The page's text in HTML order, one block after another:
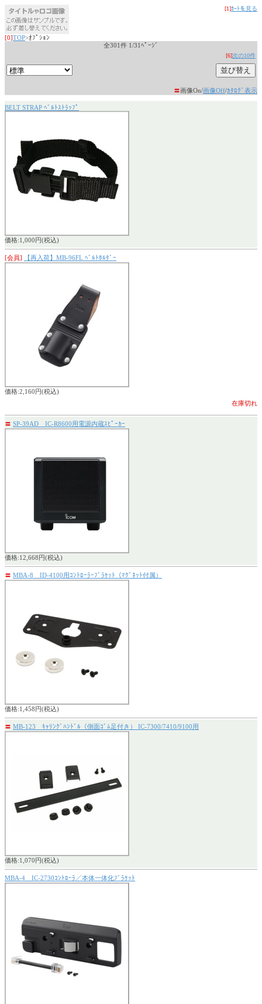
[1]ｶｰﾄを見る
[0]TOP>ｵﾌﾟｼｮﾝ
全301件 1/31ﾍﾟｰｼﾞ
[6]次の10件
〓画像On/画像Off/ｶﾀﾛｸﾞ表示
BELT STRAP ﾍﾞﾙﾄｽﾄﾗｯﾌﾟ
価格:1,000円(税込)
[会員] 【再入荷】MB-96FL ﾍﾞﾙﾄﾎﾙﾀﾞｰ
価格:2,160円(税込)
在庫切れ
〓 SP-39AD IC-R8600用電源内蔵ｽﾋﾟｰｶｰ
価格:12,668円(税込)
〓 MBA-8 ID-4100用ｺﾝﾄﾛｰﾗｰﾌﾞﾗｹｯﾄ（ﾏｸﾞﾈｯﾄ付属）
価格:1,458円(税込)
〓 MB-123 ｷｬﾘﾝｸﾞﾊﾝﾄﾞﾙ（側面ｺﾞﾑ足付き） IC-7300/7410/9100用
価格:1,070円(税込)
MBA-4 IC-2730ｺﾝﾄﾛｰﾗ／本体一体化ﾌﾞﾗｹｯﾄ